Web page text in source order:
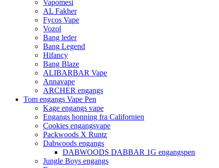
Vapomesi
AL Fakher
Fycos Vape
Vozol
Bang leder
Bang Legend
Hifancy
Bang Blaze
ALIBARBAR Vape
Annavape
ARCHER engangs
Tom engangs Vape Pen
Kage engangs vape
Engangs honning fra Californien
Cookies engangsvape
Packwoods X Runtz
Dabwoods engangs
DABWOODS DABBAR 1G engangspen
Jungle Boys engangs